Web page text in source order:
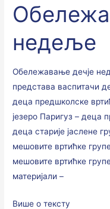
недеље
Обележавање дечје
представа васпитачи
деца предшколске
језеро Паригуз – деца
деца старије јаслене
мешовите вртићке
мешовите вртићке
материјали –
недеље
Више о тексту